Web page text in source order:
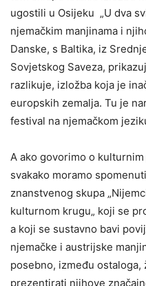
ugostili u Osijeku „U dva
njemačkim manjinama i
Danske, s Baltika, iz
Sovjetskog Saveza,
razlikuje, izložba koja je
europskih zemalja. Tu je
festival na njemačkom
A ako govorimo o
svakako moramo
znanstvenog skupa
kulturnom krugu„ koji se
a koji se sustavno bavi
njemačke i austrijske
posebno, između
prezentirati njihove